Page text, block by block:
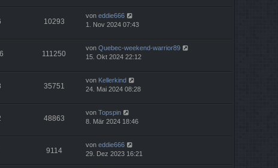
10293
von eddie666
1. Nov 2024 07:43
111250
von Quebec-weekend-warrior89
15. Okt 2024 22:12
35751
von Kellerkind
24. Mai 2024 08:28
48863
von Topspin
8. Mär 2024 18:46
9114
von eddie666
29. Dez 2023 16:21